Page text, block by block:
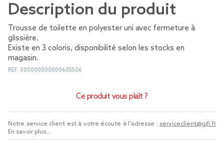
Description du produit
Trousse de toilette en polyester uni avec fermeture à
glissière.
Existe en 3 coloris, disponibilité selon les stocks en
magasin.
REF. 000000000000605506
Ce produit vous plaît ?
Notre service client est à votre écoute à l'adresse : serviceclient@gifi.fr
En savoir plus...